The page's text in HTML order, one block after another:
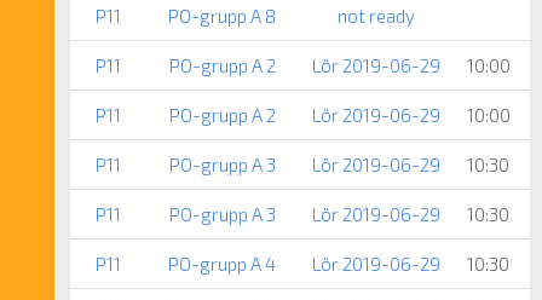
P11 PO-grupp A 8 not ready
P11 PO-grupp A 2 Lör 2019-06-29 10:00
P11 PO-grupp A 2 Lör 2019-06-29 10:00
P11 PO-grupp A 3 Lör 2019-06-29 10:30
P11 PO-grupp A 3 Lör 2019-06-29 10:30
P11 PO-grupp A 4 Lör 2019-06-29 10:30